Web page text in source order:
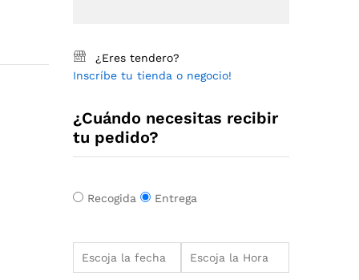
¿Eres tendero?
Inscríbe tu tienda o negocio!
¿Cuándo necesitas recibir
tu pedido?
Recogida Entrega